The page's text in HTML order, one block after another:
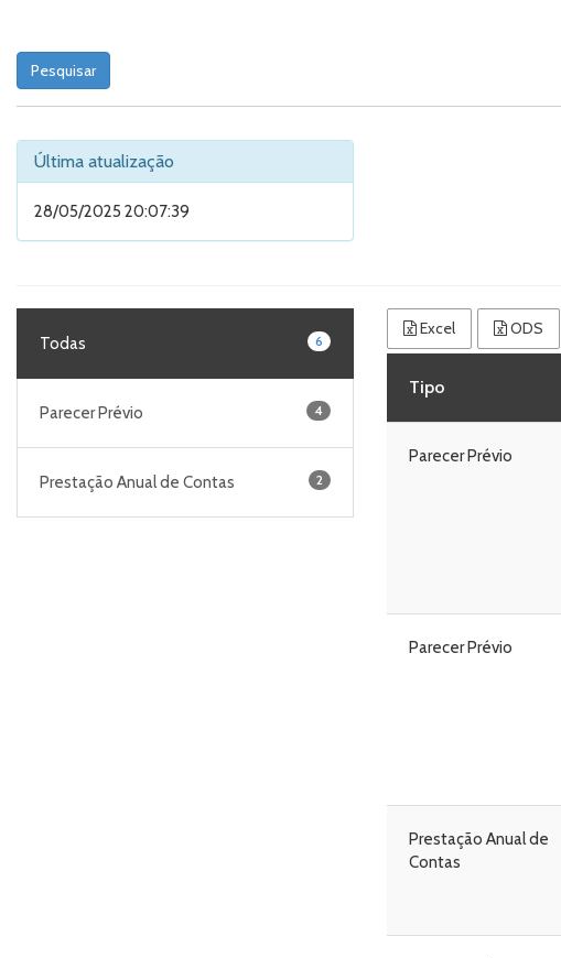
Última atualização
28/05/2025 20:07:39
6
Todas
4
Parecer Prévio
2
Prestação Anual de Contas
Excel ODS
Tipo
Parecer Prévio
Parecer Prévio
Prestação Anual de
Contas